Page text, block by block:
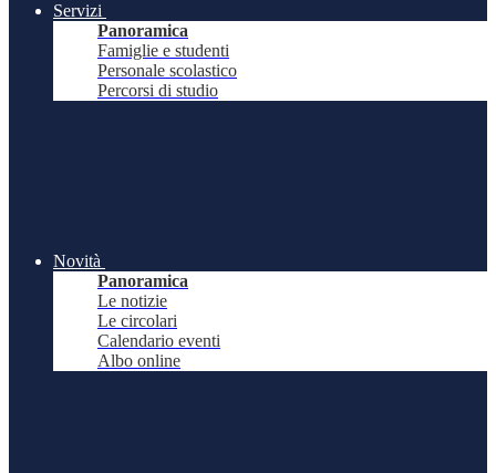
Servizi
Panoramica
Famiglie e studenti
Personale scolastico
Percorsi di studio
Novità
Panoramica
Le notizie
Le circolari
Calendario eventi
Albo online